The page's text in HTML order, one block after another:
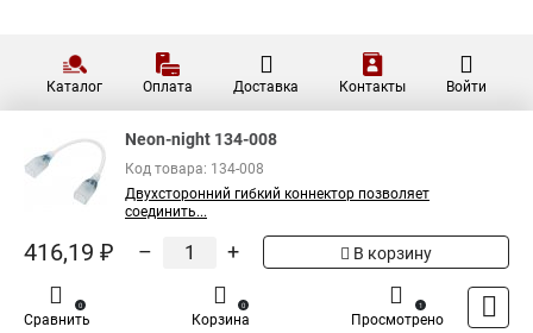
Каталог Оплата Доставка Контакты Войти
Neon-night 134-008
Код товара: 134-008
Двухсторонний гибкий коннектор позволяет
соединить...
416,19 ₽ – + В корзину
Сравнить
0
Корзина
0
Просмотрено
1